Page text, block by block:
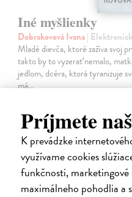
Príjmete
K prevádzke
využívame cookies
funkčnosti, marketingové
maximálneho pohodlia a
Iné myšlienky
Dobrakovová Ivana|
Mladé dievča, ktoré zažíva svoj
takto by to vyzerať nemalo,
jedlom, dcéra, ktorá tyranizuje
má…
12,90 €